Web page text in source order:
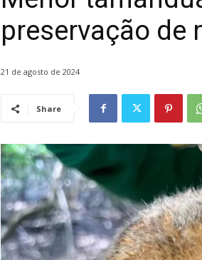
preservação de
21 de agosto de 2024
Share